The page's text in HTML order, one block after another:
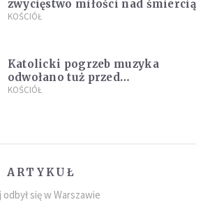
zwycięstwo miłości nad śmiercią
KOŚCIÓŁ
Katolicki pogrzeb muzyka
odwołano tuż przed
uroczystością. Powodem była
KOŚCIÓŁ
ARTYKUŁ
się w Warszawie